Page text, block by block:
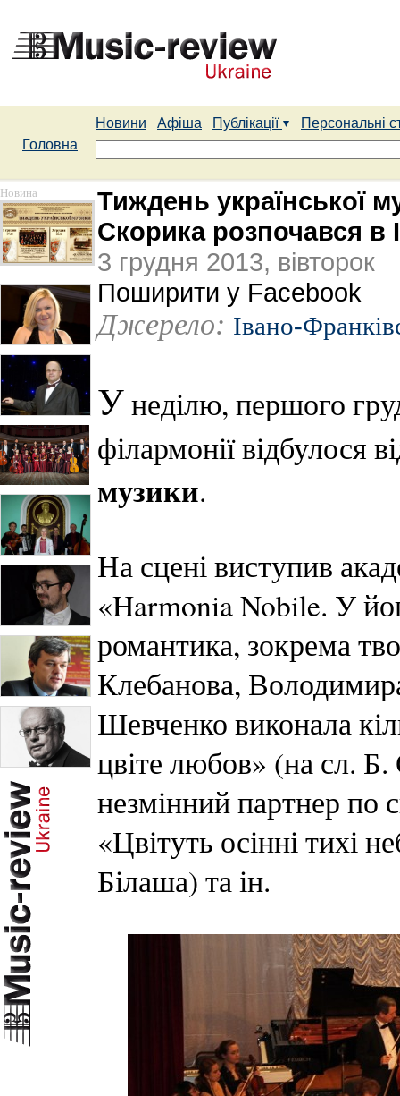
Новини Афіша Публікації
Персональні
Головна
Новина
Тиждень української
Скорика розпочався в
3 грудня 2013, вівторок
Поширити у Facebook
Джерело: Івано-
Унеділю, першого
філармонії відбулося
музики.
На сцені виступив
«Harmonia Nobile. У
романтика, зокрема
Клебанова,
Шевченко виконала
цвіте любов» (на сл. Б.
незмінний партнер по
«Цвітуть осінні тихі
Білаша) та ін.